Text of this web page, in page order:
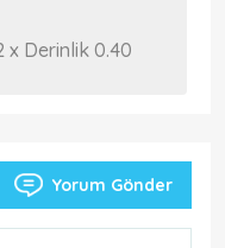
x Derinlik 0.40
Yorum Gönder